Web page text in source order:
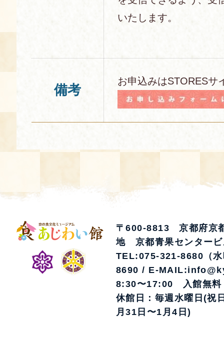
いたします。
備考
お申込みはSTORESサ
〒600-8813 京都府京
地 京都青果センタービ
TEL:075-321-8680（
8690 / E-
8:30〜17:00 入館無料
休館日：毎週水曜日(祝
月31日〜1月4日)